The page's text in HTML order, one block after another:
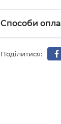
Способи
Поділитися: